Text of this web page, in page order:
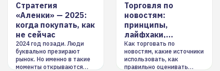
Стратегия
«Аленки» — 2025:
когда покупать, как
не сейчас
2024 год позади. Люди
буквально презирают
рынок. Но именно в такие
моменты открываются
Торговля по
новостям:
принципы,
лайфхаки,
инструменты
Как торговать по
новостям, какие источники
использовать, как
правильно оценивать